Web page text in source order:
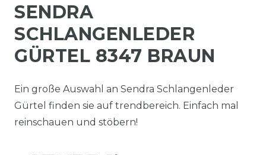
SENDRA
SCHLANGENLEDER
GÜRTEL 8347 BRAUN
Ein große Auswahl an Sendra Schlangenleder
Gürtel finden sie auf trendbereich. Einfach mal
reinschauen und stöbern!